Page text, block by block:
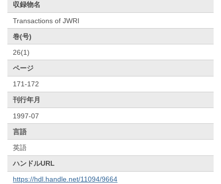
収録物名
Transactions of JWRI
巻(号)
26(1)
ページ
171-172
刊行年月
1997-07
言語
英語
ハンドルURL
https://hdl.handle.net/11094/9664